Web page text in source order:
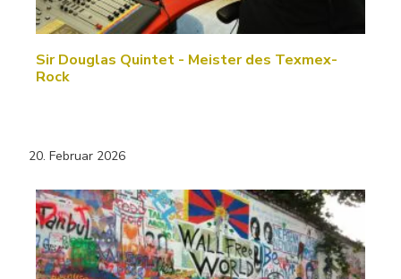
Sir Douglas Quintet - Meister des Texmex-
Rock
20. Februar 2026